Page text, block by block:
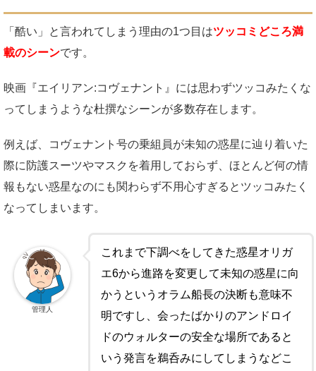
「酷い」と言われてしまう理由の1つ目はツッコミどころ満
載のシーンです。
映画『エイリアン:コヴェナント』には思わずツッコみたくな
ってしまうような杜撰なシーンが多数存在します。
例えば、コヴェナント号の乗組員が未知の惑星に辿り着いた
際に防護スーツやマスクを着用しておらず、ほとんど何の情
報もない惑星なのにも関わらず不用心すぎるとツッコみたく
なってしまいます。
これまで下調べをしてきた惑星オリガ
エ6から進路を変更して未知の惑星に向
かうというオラム船長の決断も意味不
明ですし、会ったばかりのアンドロイ
ドのウォルターの安全な場所であると
いう発言を鵜呑みにしてしまうなどこ
管理人